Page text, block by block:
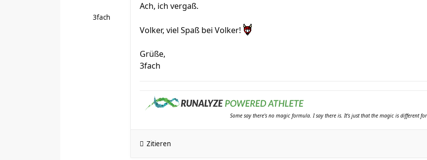
3fach
Ach, ich vergaß.
Volker, viel Spaß bei Volker!
Grüße,
3fach
Some say there's no magic formula. I say there is. It's just that the magic is different
Zitieren